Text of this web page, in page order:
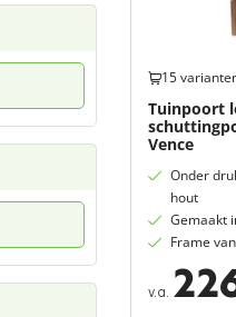
15
Tuinpoort
Vence
Onder
hout
Gemaakt
Frame
v.a.